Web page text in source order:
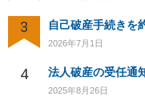
3 自己破産手続きを
2026年7月1日
4 法人破産の受任通
2025年8月26日